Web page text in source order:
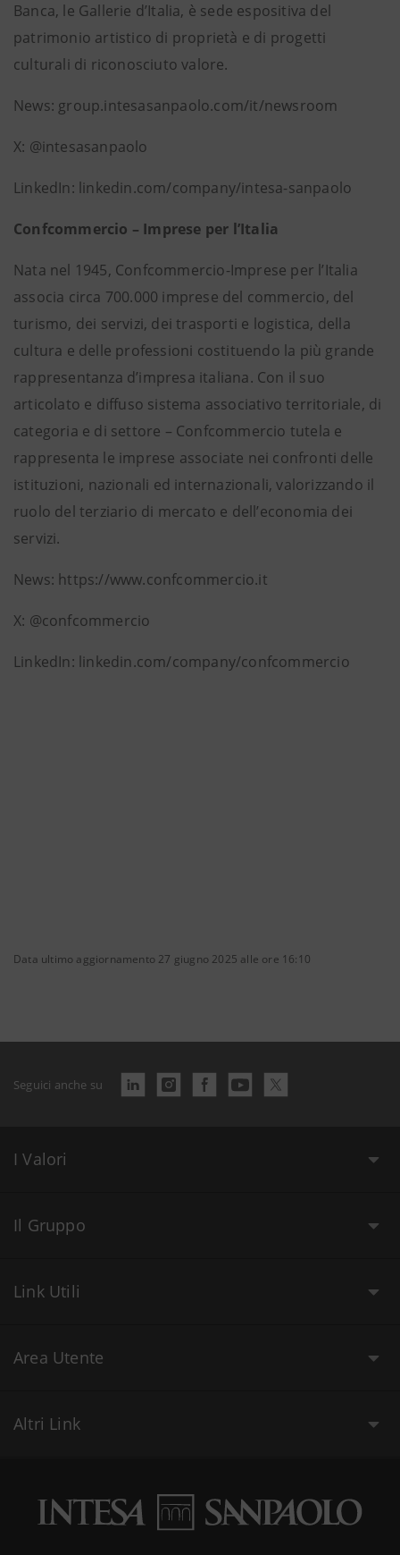
Banca, le Gallerie d’Italia, è sede espositiva del
patrimonio artistico di proprietà e di progetti
culturali di riconosciuto valore.
News: group.intesasanpaolo.com/it/newsroom
X: @intesasanpaolo
LinkedIn: linkedin.com/company/intesa-sanpaolo
Confcommercio – Imprese per l’Italia
Nata nel 1945, Confcommercio-Imprese per l’Italia
associa circa 700.000 imprese del commercio, del
turismo, dei servizi, dei trasporti e logistica, della
cultura e delle professioni costituendo la più grande
rappresentanza d’impresa italiana. Con il suo
articolato e diffuso sistema associativo territoriale, di
categoria e di settore – Confcommercio tutela e
rappresenta le imprese associate nei confronti delle
istituzioni, nazionali ed internazionali, valorizzando il
ruolo del terziario di mercato e dell’economia dei
servizi.
News: https://www.confcommercio.it
X: @confcommercio
LinkedIn: linkedin.com/company/confcommercio
Data ultimo aggiornamento 27 giugno 2025 alle ore 16:10
Seguici anche su
I Valori
Il Gruppo
Link Utili
Area Utente
Altri Link